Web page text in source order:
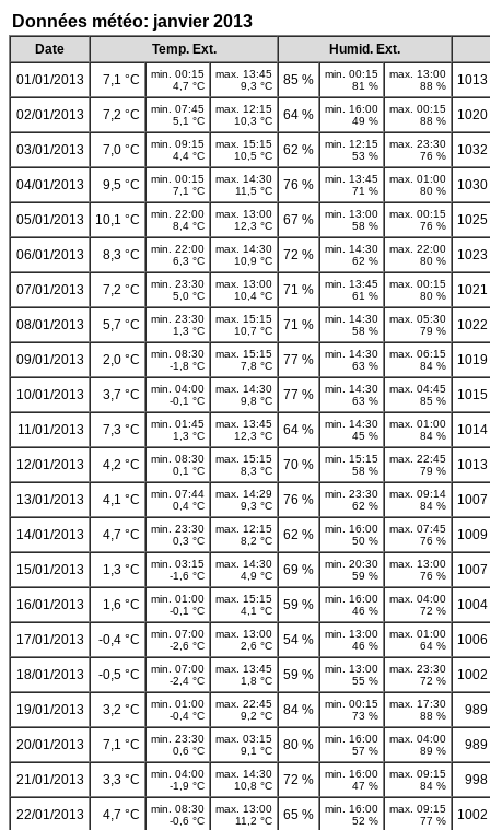
Données météo: janvier 2013
Date Temp. Ext.
Humid. Ext.
01/01/2013
7,1 °C
min. 00:15
4,7 °C
max. 13:45
9,3 °C
85 %
min. 00:15
81 %
max. 13:00
88 %
02/01/2013 7,2 °C
min. 07:45
5,1 °C
max. 12:15
10,3 °C
64 %
min. 16:00
49 %
max. 00:15
88 %
03/01/2013 7,0 °C
min. 09:15
4,4 °C
max. 15:15
10,5 °C
62 %
min. 12:15
53 %
max. 23:30
76 %
04/01/2013 9,5 °C
min. 00:15
7,1 °C
max. 14:30
11,5 °C
76 %
min. 13:45
71 %
max. 01:00
80 %
05/01/2013 10,1 °C
min. 22:00
8,4 °C
max. 13:00
12,3 °C
67 %
min. 13:00
58 %
max. 00:15
76 %
06/01/2013 8,3 °C
min. 22:00
6,3 °C
max. 14:30
10,9 °C
72 %
min. 14:30
62 %
max. 22:00
80 %
07/01/2013 7,2 °C
min. 23:30
5,0 °C
max. 13:00
10,4 °C
71 %
min. 13:45
61 %
max. 00:15
80 %
08/01/2013 5,7 °C
min. 23:30
1,3 °C
max. 15:15
10,7 °C
71 %
min. 14:30
58 %
max. 05:30
79 %
09/01/2013 2,0 °C
min. 08:30
-1,8 °C
max. 15:15
7,8 °C
77 %
min. 14:30
63 %
max. 06:15
84 %
10/01/2013 3,7 °C
min. 04:00
-0,1 °C
max. 14:30
9,8 °C
77 %
min. 14:30
63 %
max. 04:45
85 %
11/01/2013 7,3 °C
min. 01:45
1,3 °C
max. 13:45
12,3 °C
64 %
min. 14:30
45 %
max. 01:00
84 %
12/01/2013 4,2 °C
min. 08:30
0,1 °C
max. 15:15
8,3 °C
70 %
min. 15:15
58 %
max. 22:45
79 %
13/01/2013 4,1 °C
min. 07:44
0,4 °C
max. 14:29
9,3 °C
76 %
min. 23:30
62 %
max. 09:14
84 %
14/01/2013 4,7 °C
min. 23:30
0,3 °C
max. 12:15
8,2 °C
62 %
min. 16:00
50 %
max. 07:45
76 %
15/01/2013 1,3 °C
min. 03:15
-1,6 °C
max. 14:30
4,9 °C
69 %
min. 20:30
59 %
max. 13:00
76 %
16/01/2013 1,6 °C
min. 01:00
-0,1 °C
max. 15:15
4,1 °C
59 %
min. 16:00
46 %
max. 04:00
72 %
17/01/2013 -0,4 °C
min. 07:00
-2,6 °C
max. 13:00
2,6 °C
54 %
min. 13:00
46 %
max. 01:00
64 %
18/01/2013 -0,5 °C
min. 07:00
-2,4 °C
max. 13:45
1,8 °C
59 %
min. 13:00
55 %
max. 23:30
72 %
19/01/2013 3,2 °C
min. 01:00
-0,4 °C
max. 22:45
9,2 °C
84 %
min. 00:15
73 %
max. 17:30
88 %
989
20/01/2013 7,1 °C
min. 23:30
0,6 °C
max. 03:15
9,1 °C
80 %
min. 16:00
57 %
max. 04:00
89 %
989
21/01/2013 3,3 °C
min. 04:00
-1,9 °C
max. 14:30
10,8 °C
72 %
min. 16:00
47 %
max. 09:15
84 %
998
22/01/2013 4,7 °C
min. 08:30
-0,6 °C
max. 13:00
11,2 °C
65 %
min. 16:00
52 %
max. 09:15
77 %